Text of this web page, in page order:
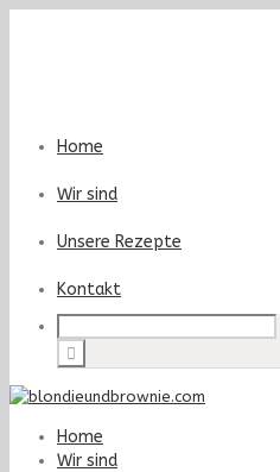
Home
Wir sind
Unsere Rezepte
Kontakt
Home
Wir sind